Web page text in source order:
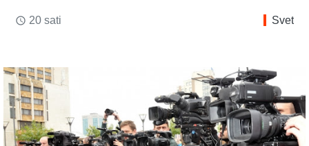
access_time 20 sati Svet